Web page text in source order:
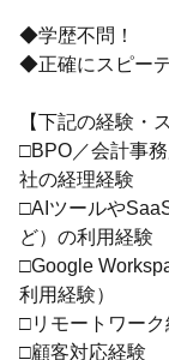
◆学歴不問！
◆正確にスピー
【下記の経験・
□BPO／会計事
社の経理経験
□AIツールや
ど）の利用経験
□Google
利用経験）
□リモートワーク
□顧客対応経験